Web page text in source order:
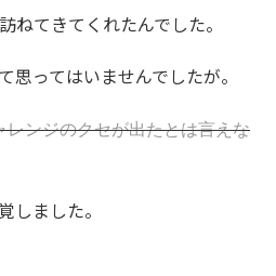
ねてきてくれたんでした。
思ってはいませんでしたが。
レンジのクセが出たとは言えな
しました。